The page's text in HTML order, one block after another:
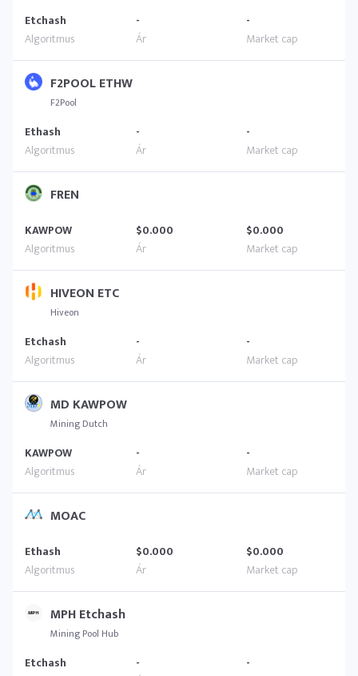
Etchash - -
F2POOL ETHW
F2Pool
Ethash - -
FREN
KAWPOW $0.000 $0.000
HIVEON ETC
Hiveon
Etchash - -
MD KAWPOW
Mining Dutch
KAWPOW - -
MOAC
Ethash $0.000 $0.000
MPH Etchash
Mining Pool Hub
Etchash - -